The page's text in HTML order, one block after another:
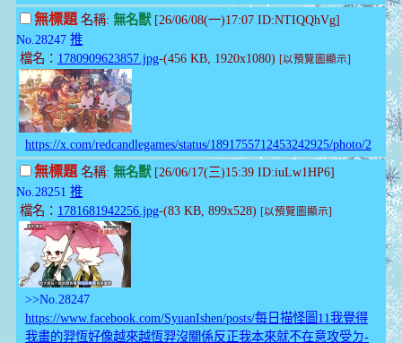
無標題名稱: 無名獸[26/06/08(一)17:07 ID:NTIQQhVg]
No.28247 推
檔名： 1780909623857.jpg-(456 KB, 1920x1080) [以預覽圖顯示]
https://x.com/redcandlegames/status/1891755712453242925/photo/2
無標題名稱: 無名獸[26/06/17(三)15:39 ID:iuLw1HP6]
No.28251 推
檔名： 1781681942256.jpg-(83 KB, 899x528) [以預覽圖顯示]
>>No.28247
https://www.facebook.com/SyuanIshen/posts/每日描怪圖11我覺得
我畫的羿恆好像越來越恆羿沒關係反正我本來就不在意攻受ㄉ-